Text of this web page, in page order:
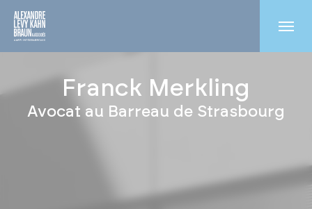
Franck Merkling
Avocat au Barreau de Strasbourg